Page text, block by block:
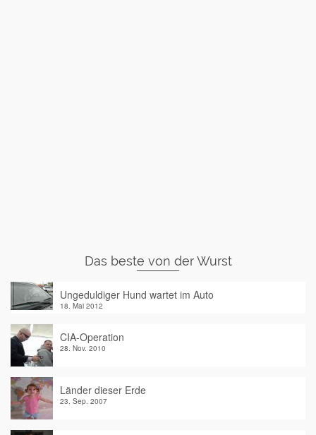
Das beste von der Wurst
Ungeduldiger Hund wartet im Auto
18. Mai 2012
CIA-Operation
28. Nov. 2010
Länder dieser Erde
23. Sep. 2007